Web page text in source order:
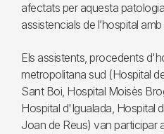
afectats per aquesta
assistencials de l’hospital
Els assistents, procedents
metropolitana sud (Hospital
Sant Boi, Hospital Moisès
Hospital d'Igualada, Hospital
Joan de Reus) van participar